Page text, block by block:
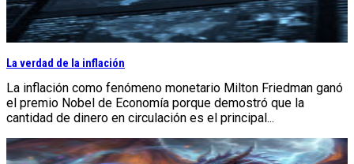
La verdad de la inflación
La inflación como fenómeno monetario Milton Friedman ganó
el premio Nobel de Economía porque demostró que la
cantidad de dinero en circulación es el principal...